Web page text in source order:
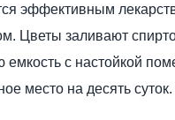
эффективным
Цветы заливают
емкость с настойкой
место на десять суток.